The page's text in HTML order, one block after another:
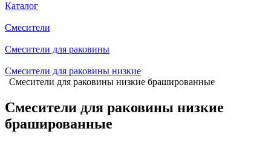
Каталог
Смесители
Смесители для раковины
Смесители для раковины низкие
Смесители для раковины низкие брашированные
Смесители для раковины низкие
брашированные